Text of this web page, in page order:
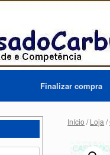
Finalizar compra
Início /Loja /